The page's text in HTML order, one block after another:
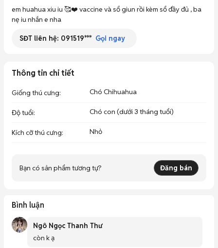
em huahua xiu iu 🥰❤️ vaccine và sổ giun rồi kèm sổ đầy đủ , ba
nẹ iu nhắn e nha
SĐT liên hệ: 091519*** Gọi ngay
Thông tin chi tiết
Giống thú cưng: Chó Chihuahua
Độ tuổi: Chó con (dưới 3 tháng tuổi)
Kích cỡ thú cưng: Nhỏ
Bạn có sản phẩm tương tự? Đăng bán
Bình luận
Ngô Ngọc Thanh Thư
còn k ạ